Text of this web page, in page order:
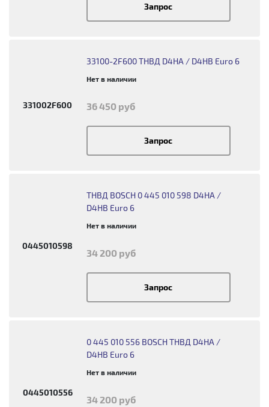
Запрос
331002F600
33100-2F600 ТНВД D4HA / D4HB Euro 6
Нет в наличии
36 450 руб
Запрос
0445010598
ТНВД BOSCH 0 445 010 598 D4HA /
D4HB Euro 6
Нет в наличии
34 200 руб
Запрос
0445010556
0 445 010 556 BOSCH ТНВД D4HA /
D4HB Euro 6
Нет в наличии
34 200 руб